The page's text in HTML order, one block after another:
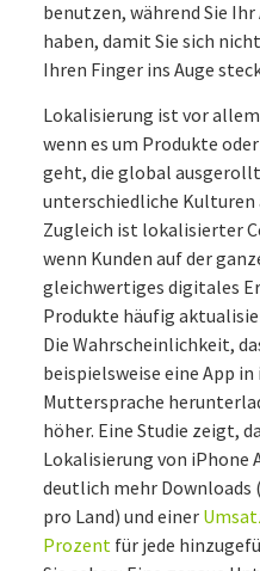
benutzen, während Sie Ihr
haben, damit Sie sich
Ihren Finger ins Auge
Lokalisierung ist vor
wenn es um Produkte
geht, die global
unterschiedliche Kulturen
Zugleich ist lokalisierter
wenn Kunden auf der
gleichwertiges digitales
Produkte häufig
Die Wahrscheinlichkeit,
beispielsweise eine App
Muttersprache
höher. Eine Studie zeigt,
Lokalisierung von iPhone
deutlich mehr Downloads
pro Land) und einer
Prozent für jede